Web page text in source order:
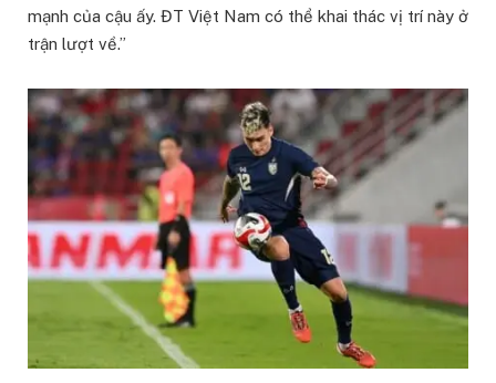
mạnh của cậu ấy. ĐT Việt Nam có thể khai thác vị trí này ở
trận lượt về.”